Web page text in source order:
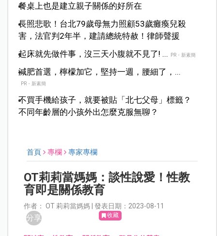
餐桌上也是建立親子關係的好所在
長照悲歌！台北79歲母無力照顧53歲癱瘓兒殺
害，法官判2年半，建請總統特赦！律師聲援
起床就先做件事，沒三天小腹就不見了! ...
PR・新素簡
減肥首選，檸檬加它，堅持一週，腰細了，...
PR・新素簡
不買手機給孩子，就要被貼「北七父母」標籤？
不同年齡層的小孩外出怎麼克服無聊？
首頁 專欄 專家專欄
OT莉莉當媽媽：談性說愛！性教
育即是關係教育
作者： OT 莉莉當媽媽 | 發表日期：2023-08-11
分享 收藏